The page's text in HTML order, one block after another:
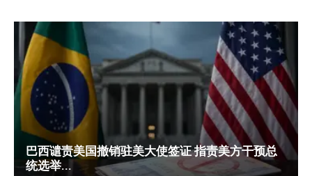
巴西谴责美国撤销驻美大使签证 指责美方干预总
统选举...